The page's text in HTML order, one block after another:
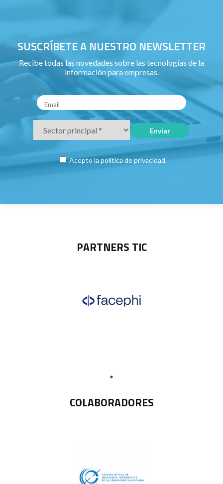
SUSCRÍBETE A NUESTRO NEWSLETTER
Recibe todas las novedades sobre las tecnologías de la
información para empresas.
Acepto la política de privacidad
PARTNERS TIC
COLABORADORES